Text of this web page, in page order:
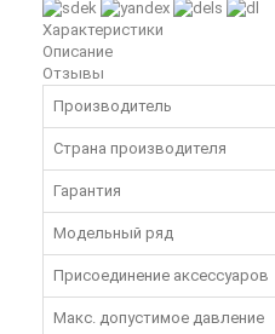
Характеристики
Описание
Отзывы
Производитель
Страна производителя
Гарантия
Модельный ряд
Присоединение аксессуаров
Макс. допустимое давление